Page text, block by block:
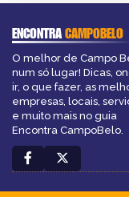
ENCONTRACAMPOBELO
O melhor de Campo
num só lugar! Dicas,
ir, o que fazer, as
empresas, locais,
e muito mais no guia
Encontra CampoBelo.